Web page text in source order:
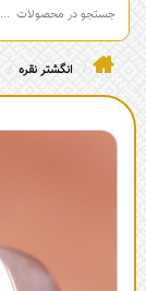
انگشتر نقره